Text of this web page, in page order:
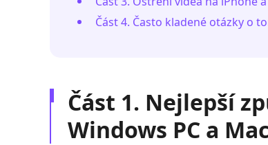
Část 4. Často kladené otázky o
Část 1. Nejlepší
Windows PC a